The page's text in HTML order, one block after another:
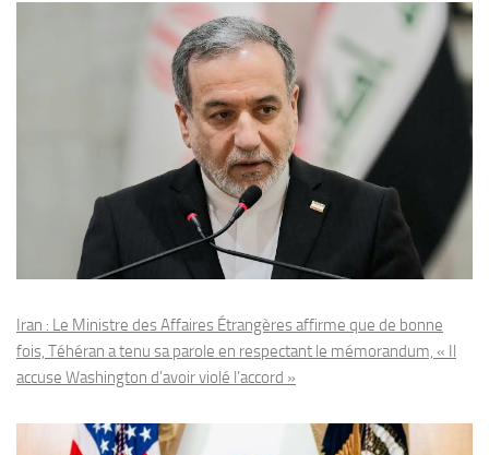
Iran : Le Ministre des Affaires Étrangères affirme que de bonne
fois, Téhéran a tenu sa parole en respectant le mémorandum, « Il
accuse Washington d’avoir violé l’accord »